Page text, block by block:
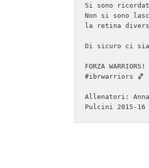
Si sono
Non si sono
la retina
Di sicuro ci
FORZA WARRIORS!
#ibrwarriors 🏀
Allenatori:
Pulcini 2015-16